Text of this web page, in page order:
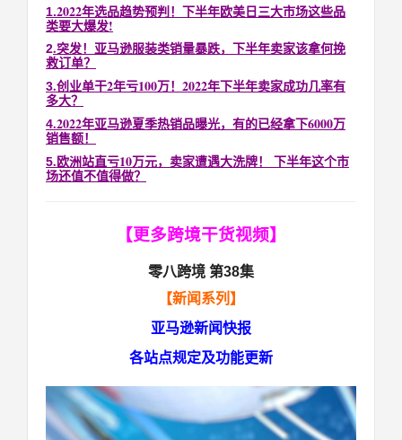
1.2022年选品趋势预判！下半年欧美日三大市场这些品
类要大爆发!
2.突发！亚马逊服装类销量暴跌，下半年卖家该拿何挽
救订单？
3.创业单干2年亏100万！2022年下半年卖家成功几率有
多大？
4.2022年亚马逊夏季热销品曝光，有的已经拿下6000万
销售额！
5.欧洲站直亏10万元，卖家遭遇大洗牌！ 下半年这个市
场还值不值得做？
【更多跨境干货视频】
零八跨境 第38集
【新闻系列】
亚马逊新闻快报
各站点规定及功能更新